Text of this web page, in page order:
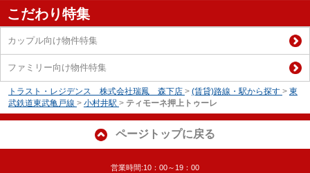
こだわり特集
カップル向け物件特集
ファミリー向け物件特集
トラスト・レジデンス 株式会社瑞鳳 森下店 > (賃貸)路線・駅から探す > 東
武鉄道東武亀戸線 > 小村井駅 > ティモーネ押上トゥーレ
ページトップに戻る
営業時間:10：00～19：00